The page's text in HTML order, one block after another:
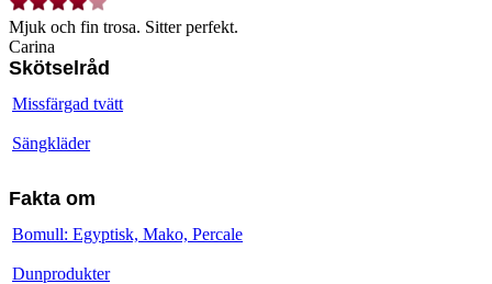
Mjuk och fin trosa. Sitter perfekt.
Carina
Skötselråd
Missfärgad tvätt
Sängkläder
Fakta om
Bomull: Egyptisk, Mako, Percale
Dunprodukter